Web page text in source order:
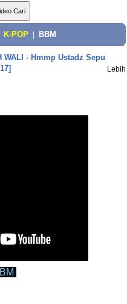
K-POP BBM
WALI - Hmmp Ustadz Sepu
Lebih